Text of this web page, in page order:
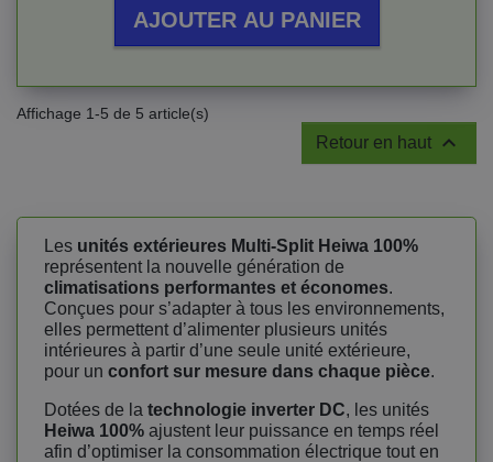
AJOUTER AU PANIER
Affichage 1-5 de 5 article(s)
Retour en haut 
Les unités extérieures Multi-Split Heiwa 100%
représentent la nouvelle génération de
climatisations performantes et économes.
Conçues pour s’adapter à tous les environnements,
elles permettent d’alimenter plusieurs unités
intérieures à partir d’une seule unité extérieure,
pour un confort sur mesure dans chaque pièce.
Dotées de la technologie inverter DC, les unités
Heiwa 100% ajustent leur puissance en temps réel
afin d’optimiser la consommation électrique tout en